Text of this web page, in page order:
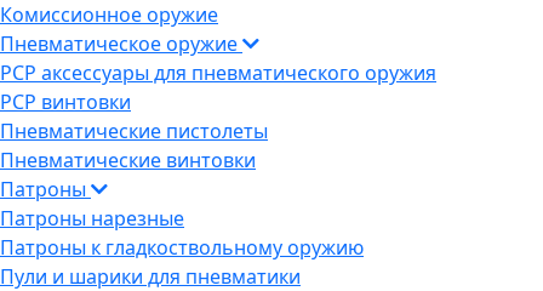
Комиссионное оружие
Пневматическое оружие
PCP аксессуары для пневматического оружия
PCP винтовки
Пневматические пистолеты
Пневматические винтовки
Патроны
Патроны нарезные
Патроны к гладкоствольному оружию
Пули и шарики для пневматики